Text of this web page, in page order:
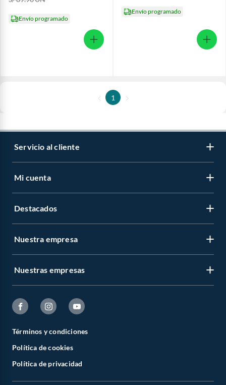
Envío programado
Envío programado
1
Servicio al cliente
Mi cuenta
Destacados
Nuestra empresa
Nuestras empresas
Términos y condiciones
Política de cookies
Política de privacidad